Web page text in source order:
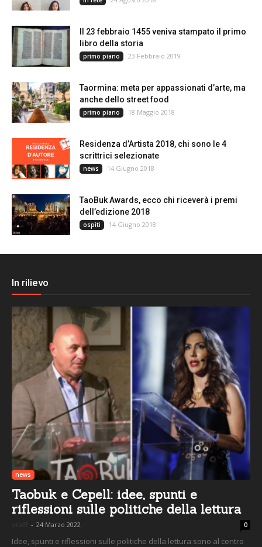
Il 23 febbraio 1455 veniva stampato il primo
libro della storia
primo piano 23 Febbraio 2019
Taormina: meta per appassionati d’arte, ma
anche dello street food
primo piano 18 Maggio 2018
Residenza d’Artista 2018, chi sono le 4
scrittrici selezionate
news 14 Giugno 2018
TaoBuk Awards, ecco chi riceverà i premi
dell’edizione 2018
ospiti 14 Giugno 2018
In rilievo
news
Taobuk e Cepell: idee, spunti e
riflessioni sulle politiche della lettura
- 24 Marzo 2022 0
Idee, spunti e riflessioni sulle politiche della lettura sono al centro